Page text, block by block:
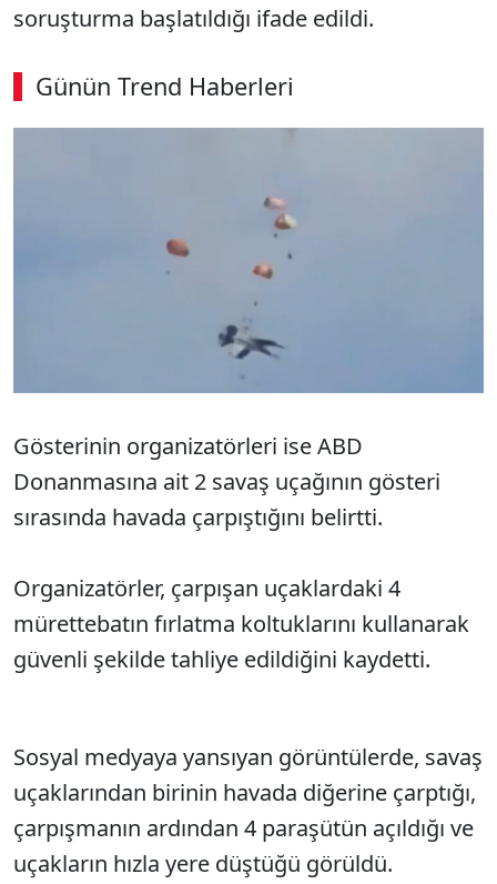
soruşturma başlatıldığı ifade edildi.
Günün Trend Haberleri
00:02 / 08:06
Gösterinin organizatörleri ise ABD
Donanmasına ait 2 savaş uçağının gösteri
sırasında havada çarpıştığını belirtti.
Organizatörler, çarpışan uçaklardaki 4
mürettebatın fırlatma koltuklarını kullanarak
güvenli şekilde tahliye edildiğini kaydetti.
Sosyal medyaya yansıyan görüntülerde, savaş
uçaklarından birinin havada diğerine çarptığı,
çarpışmanın ardından 4 paraşütün açıldığı ve
uçakların hızla yere düştüğü görüldü.